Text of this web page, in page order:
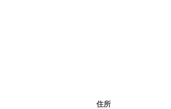
住所